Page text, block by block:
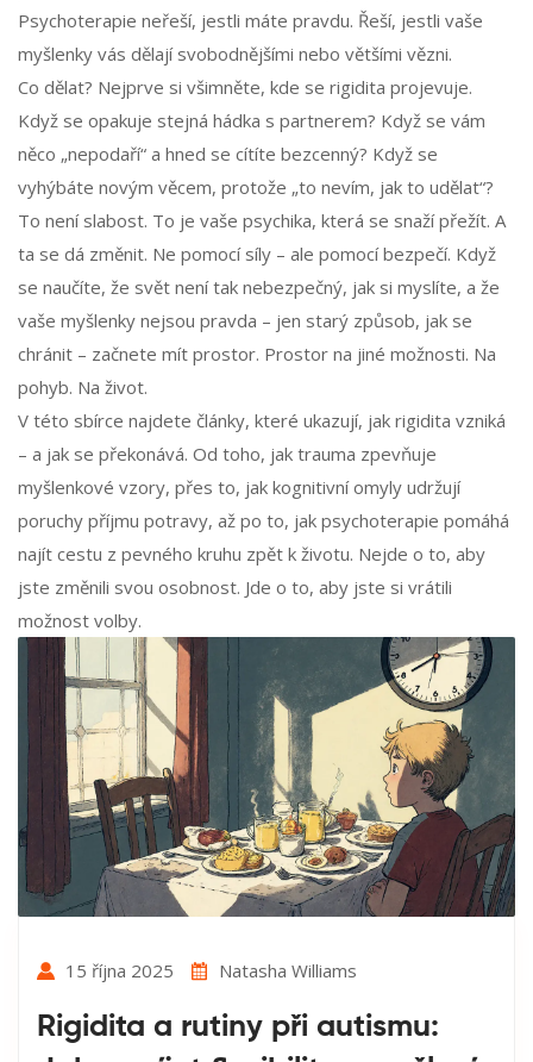
Psychoterapie neřeší, jestli máte pravdu. Řeší, jestli vaše
myšlenky vás dělají svobodnějšími nebo většími vězni.
Co dělat? Nejprve si všimněte, kde se rigidita projevuje.
Když se opakuje stejná hádka s partnerem? Když se vám
něco „nepodaří“ a hned se cítíte bezcenný? Když se
vyhýbáte novým věcem, protože „to nevím, jak to udělat“?
To není slabost. To je vaše psychika, která se snaží přežít. A
ta se dá změnit. Ne pomocí síly – ale pomocí bezpečí. Když
se naučíte, že svět není tak nebezpečný, jak si myslíte, a že
vaše myšlenky nejsou pravda – jen starý způsob, jak se
chránit – začnete mít prostor. Prostor na jiné možnosti. Na
pohyb. Na život.
V této sbírce najdete články, které ukazují, jak rigidita vzniká
– a jak se překonává. Od toho, jak trauma zpevňuje
myšlenkové vzory, přes to, jak kognitivní omyly udržují
poruchy příjmu potravy, až po to, jak psychoterapie pomáhá
najít cestu z pevného kruhu zpět k životu. Nejde o to, aby
jste změnili svou osobnost. Jde o to, aby jste si vrátili
možnost volby.
15 října 2025 Natasha Williams
Rigidita a rutiny při autismu: